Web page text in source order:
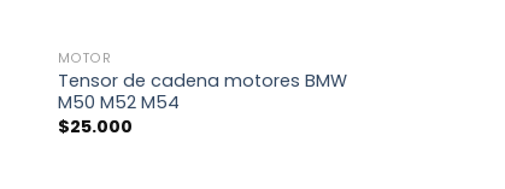
MOTOR
Tensor de cadena motores BMW
M50 M52 M54
$25.000